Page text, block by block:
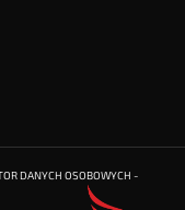
DANYCH OSOBOWYCH -